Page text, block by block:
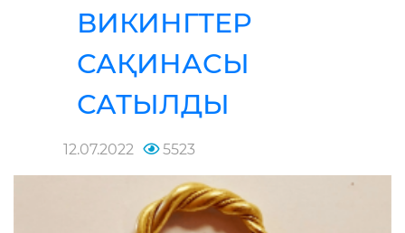
ВИКИНГТЕР
САҚИНАСЫ
САТЫЛДЫ
12.07.2022 5523